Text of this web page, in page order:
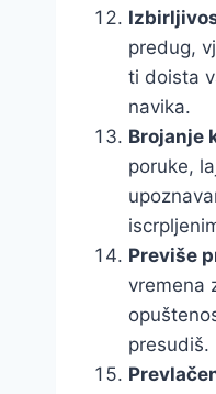
predug,
ti doista
navika.
Brojanje
poruke,
Previše
vremena
presudiš.